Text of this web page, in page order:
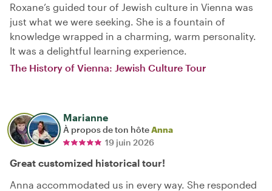
Roxane’s guided tour of Jewish culture in Vienna was
just what we were seeking. She is a fountain of
knowledge wrapped in a charming, warm personality.
It was a delightful learning experience.
The History of Vienna: Jewish Culture Tour
Marianne
À propos de ton hôteAnna
19 juin 2026
Great customized historical tour!
Anna accommodated us in every way. She responded